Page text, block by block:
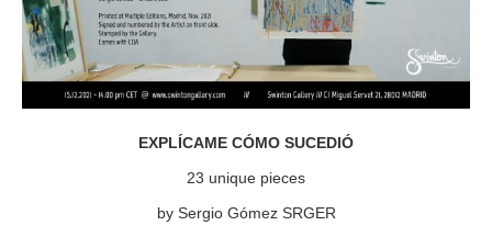
EXPLÍCAME CÓMO SUCEDIÓ
23 unique pieces
by Sergio Gómez SRGER